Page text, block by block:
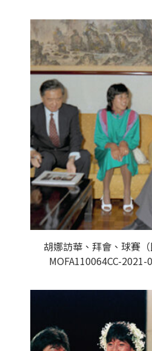
胡娜訪華、拜會、球賽
MOFA110064CC-